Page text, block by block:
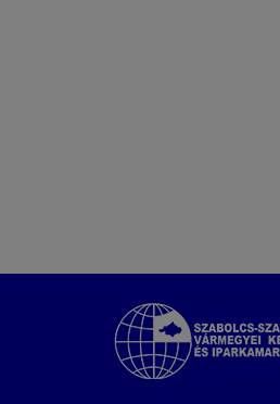
Szabolcs-
Szatmár-
Bereg
Megyei